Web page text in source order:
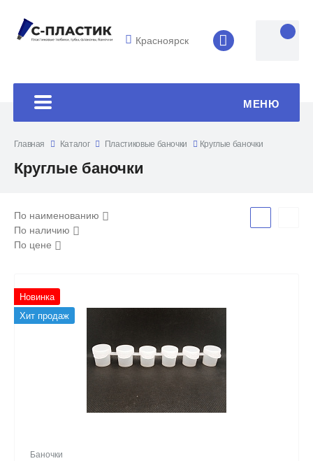
Красноярск 8 (4852) 33-
МЕНЮ
Главная Каталог Пластиковые баночки Круглые баночки
Круглые баночки
По наименованию
По наличию
По цене
Новинка
Хит продаж
Баночки